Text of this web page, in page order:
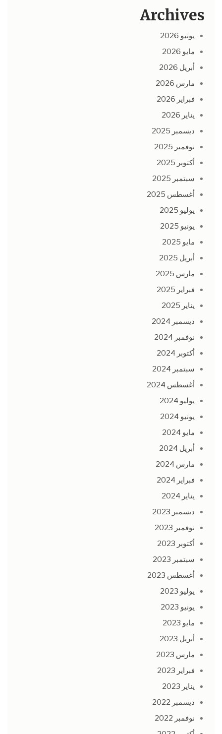
Archives
يونيو 2026
مايو 2026
أبريل 2026
مارس 2026
فبراير 2026
يناير 2026
ديسمبر 2025
نوفمبر 2025
أكتوبر 2025
سبتمبر 2025
أغسطس 2025
يوليو 2025
يونيو 2025
مايو 2025
أبريل 2025
مارس 2025
فبراير 2025
يناير 2025
ديسمبر 2024
نوفمبر 2024
أكتوبر 2024
سبتمبر 2024
أغسطس 2024
يوليو 2024
يونيو 2024
مايو 2024
أبريل 2024
مارس 2024
فبراير 2024
يناير 2024
ديسمبر 2023
نوفمبر 2023
أكتوبر 2023
سبتمبر 2023
أغسطس 2023
يوليو 2023
يونيو 2023
مايو 2023
أبريل 2023
مارس 2023
فبراير 2023
يناير 2023
ديسمبر 2022
نوفمبر 2022